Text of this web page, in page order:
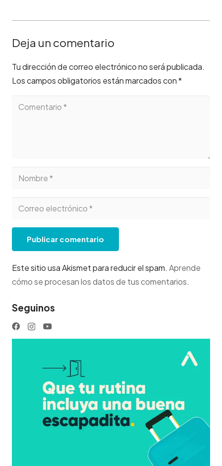
Deja un comentario
Tu dirección de correo electrónico no será publicada.
Los campos obligatorios están marcados con*
Publicar comentario
Este sitio usa Akismet para reducir el spam. Aprende
cómo se procesan los datos de tus comentarios.
Seguinos